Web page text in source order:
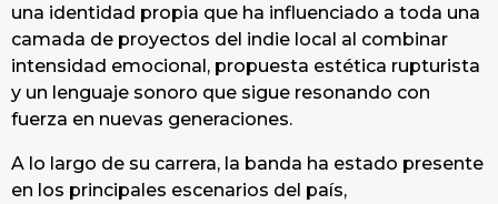
una identidad propia que ha influenciado a toda una
camada de proyectos del indie local al combinar
intensidad emocional, propuesta estética rupturista
y un lenguaje sonoro que sigue resonando con
fuerza en nuevas generaciones.
A lo largo de su carrera, la banda ha estado presente
en los principales escenarios del país,